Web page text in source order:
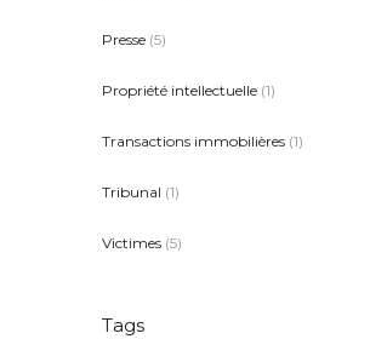
Presse (5)
Propriété intellectuelle (1)
Transactions immobilières (1)
Tribunal (1)
Victimes (5)
Tags